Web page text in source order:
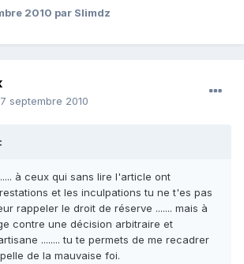
2010 par Slimdz
septembre 2010
à ceux qui sans lire l'article ont
et les inculpations tu ne t'es pas
rappeler le droit de réserve ....... mais à
contre une décision arbitraire et
........ tu te permets de me recadrer
de la mauvaise foi.